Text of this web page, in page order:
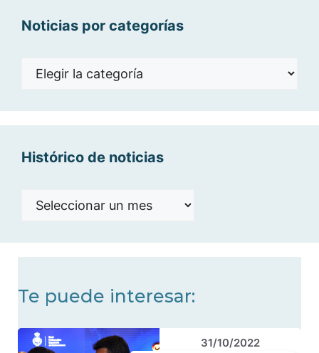
Noticias por categorías
Noticias
Histórico de noticias
Histórico
Te puede interesar:
31/10/2022